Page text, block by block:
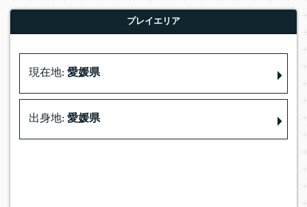
プレイエリア
現在地: 愛媛県
出身地: 愛媛県